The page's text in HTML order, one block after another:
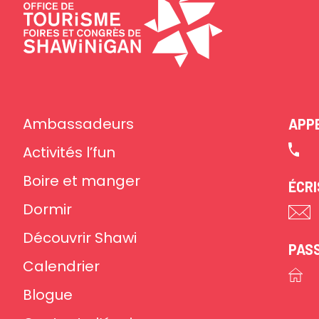
Ambassadeurs
Activités l’fun
Boire et manger
Dormir
Découvrir Shawi
Calendrier
Blogue